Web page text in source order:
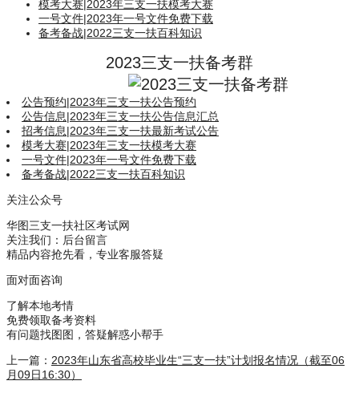
模考大赛 2023年三支一扶模考大赛
一号文件|2023年一号文件免费下载
备考备战|2022三支一扶百科知识
2023三支一扶备考群
公告预约|2023年三支一扶公告预约
公告信息|2023年三支一扶公告信息汇总
招考信息|2023年三支一扶最新考试公告
模考大赛|2023年三支一扶模考大赛
一号文件|2023年一号文件免费下载
备考备战|2022三支一扶百科知识
关注公众号
华图三支一扶社区考试网
关注我们：后台留言
精品内容抢先看，专业客服答疑
面对面咨询
了解本地考情
免费领取备考资料
有问题找图图，答疑解惑小帮手
上一篇： 2023年山东省高校毕业生“三支一扶”计划报名情况（截至06
月09日16:30）